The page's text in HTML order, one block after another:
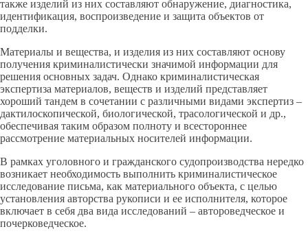
также изделий из них составляют обнаружение, диагностика,
идентификация, воспроизведение и защита объектов от
подделки.
Материалы и вещества, и изделия из них составляют основу
получения криминалистически значимой информации для
решения основных задач. Однако криминалистическая
экспертиза материалов, веществ и изделий представляет
хороший тандем в сочетании с различными видами экспертиз –
дактилоскопической, биологической, трасологической и др.,
обеспечивая таким образом полноту и всестороннее
рассмотрение материальных носителей информации.
В рамках уголовного и гражданского судопроизводства нередко
возникает необходимость выполнить криминалистическое
исследование письма, как материального объекта, с целью
установления авторства рукописи и ее исполнителя, которое
включает в себя два вида исследований – автороведческое и
почерковедческое.